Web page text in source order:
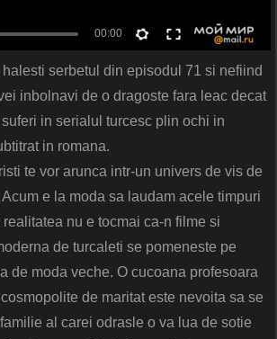
serbetul din episodul 71 si nefiind
inbolnavi de o dragoste fara leac decat
in serialul turcesc plin ochi in
in romana.
te vor arunca intr-un univers de vis de
e la moda sa laudam acele timpuri
nu e tocmai ca-n filme si
de turcaleti se pomeneste pe
de moda veche. O cucoana profesoara
de maritat este nevoita sa se
al carei odrasle o va lua de sotie